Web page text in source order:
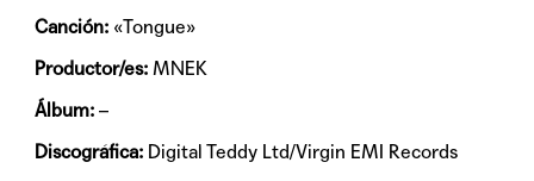
Canción: «Tongue»
Productor/es: MNEK
Álbum: –
Discográfica: Digital Teddy Ltd/Virgin EMI Records